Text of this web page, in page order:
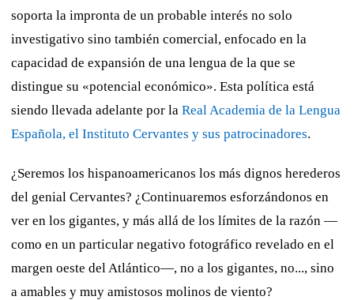
soporta la impronta de un probable interés no solo
investigativo sino también comercial, enfocado en la
capacidad de expansión de una lengua de la que se
distingue su «potencial económico». Esta política está
siendo llevada adelante por la Real Academia de la Lengua
Española, el Instituto Cervantes y sus patrocinadores.
¿Seremos los hispanoamericanos los más dignos herederos
del genial Cervantes? ¿Continuaremos esforzándonos en
ver en los gigantes, y más allá de los límites de la razón —
como en un particular negativo fotográfico revelado en el
margen oeste del Atlántico—, no a los gigantes, no..., sino
a amables y muy amistosos molinos de viento?